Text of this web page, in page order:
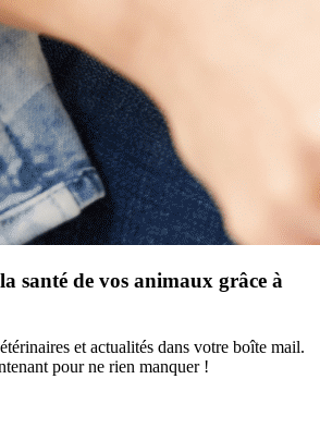
santé de vos animaux grâce à
et actualités dans votre boîte mail.
pour ne rien manquer !